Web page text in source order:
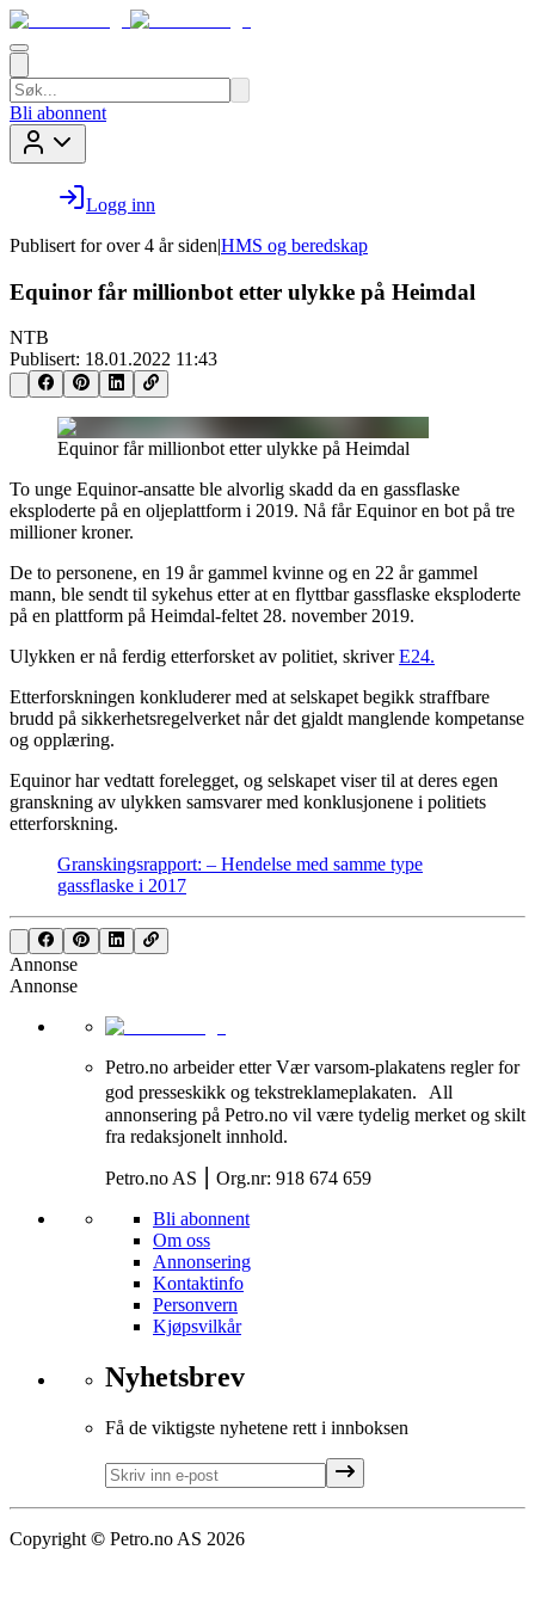
Bli abonnent
Logg inn
Publisert for over 4 år siden|HMS og beredskap
Equinor får millionbot etter ulykke på Heimdal
NTB
Publisert: 18.01.2022 11:43
Equinor får millionbot etter ulykke på Heimdal
To unge Equinor-ansatte ble alvorlig skadd da en gassflaske
eksploderte på en oljeplattform i 2019. Nå får Equinor en bot på tre
millioner kroner.
De to personene, en 19 år gammel kvinne og en 22 år gammel
mann, ble sendt til sykehus etter at en flyttbar gassflaske eksploderte
på en plattform på Heimdal-feltet 28. november 2019.
Ulykken er nå ferdig etterforsket av politiet, skriverE24.
Etterforskningen konkluderer med at selskapet begikk straffbare
brudd på sikkerhetsregelverket når det gjaldt manglende kompetanse
og opplæring.
Equinor har vedtatt forelegget, og selskapet viser til at deres egen
granskning av ulykken samsvarer med konklusjonene i politiets
etterforskning.
Granskingsrapport: – Hendelse med samme type
gassflaske i 2017
Annonse
Annonse
Petro.no arbeider etter Vær varsom-plakatens regler for
god presseskikk og tekstreklameplakaten. All
annonsering på Petro.no vil være tydelig merket og skilt
fra redaksjonelt innhold.
Petro.no AS ⎮ Org.nr: 918 674 659
Bli abonnent
Om oss
Annonsering
Kontaktinfo
Personvern
Kjøpsvilkår
Nyhetsbrev
Få de viktigste nyhetene rett i innboksen
Copyright © Petro.no AS 2026